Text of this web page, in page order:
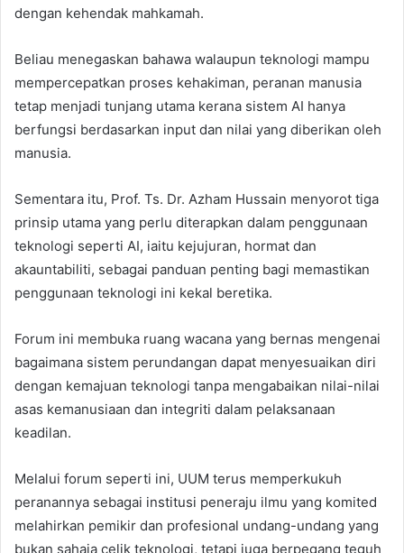
dengan kehendak mahkamah.
Beliau menegaskan bahawa walaupun teknologi mampu
mempercepatkan proses kehakiman, peranan manusia
tetap menjadi tunjang utama kerana sistem AI hanya
berfungsi berdasarkan input dan nilai yang diberikan oleh
manusia.
Sementara itu, Prof. Ts. Dr. Azham Hussain menyorot tiga
prinsip utama yang perlu diterapkan dalam penggunaan
teknologi seperti AI, iaitu kejujuran, hormat dan
akauntabiliti, sebagai panduan penting bagi memastikan
penggunaan teknologi ini kekal beretika.
Forum ini membuka ruang wacana yang bernas mengenai
bagaimana sistem perundangan dapat menyesuaikan diri
dengan kemajuan teknologi tanpa mengabaikan nilai-nilai
asas kemanusiaan dan integriti dalam pelaksanaan
keadilan.
Melalui forum seperti ini, UUM terus memperkukuh
peranannya sebagai institusi peneraju ilmu yang komited
melahirkan pemikir dan profesional undang-undang yang
bukan sahaja celik teknologi, tetapi juga berpegang teguh